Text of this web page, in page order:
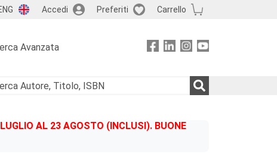
Accedi Preferiti Carrello
Avanzata
AL 23 AGOSTO (INCLUSI). BUONE